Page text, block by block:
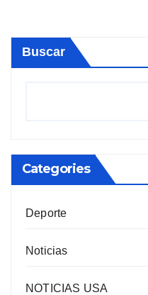
Buscar
Categories
Deporte
Noticias
NOTICIAS USA